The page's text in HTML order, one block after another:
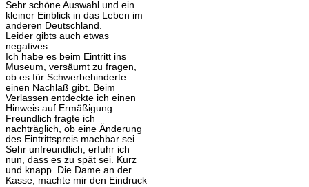
Sehr schöne Auswahl und ein
kleiner Einblick in das Leben im
anderen Deutschland.
Leider gibts auch etwas
negatives.
Ich habe es beim Eintritt ins
Museum, versäumt zu fragen,
ob es für Schwerbehinderte
einen Nachlaß gibt. Beim
Verlassen entdeckte ich einen
Hinweis auf Ermäßigung.
Freundlich fragte ich
nachträglich, ob eine Änderung
des Eintrittspreis machbar sei.
Sehr unfreundlich, erfuhr ich
nun, dass es zu spät sei. Kurz
und knapp. Die Dame an der
Kasse, machte mir den Eindruck